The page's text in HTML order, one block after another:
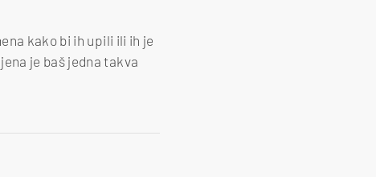
kako bi ih upili ili ih je
je baš jedna takva